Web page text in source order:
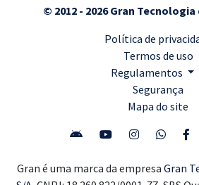
© 2012 - 2026 Gran Tecnologia
Política de
Termos de uso
Regulamentos
Segurança
Mapa do site
Gran é uma marca da empresa Gran